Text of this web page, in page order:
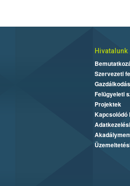
Hivatalunk
Szervezeti
Felügyeleti
Projektek
Kapcsolódó